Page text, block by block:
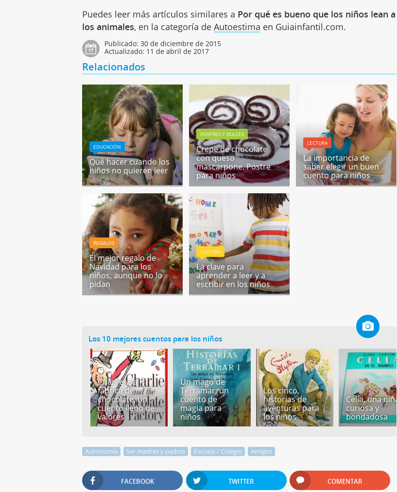
Puedes leer más artículos similares a Por qué es bueno que los niños lean a
los animales, en la categoría deAutoestima en Guiainfantil.com.
Publicado:30 de diciembre de 2015
Actualizado: 11 de abril de 2017
Relacionados
EDUCACIÓN
Qué hacer cuando los
niños no quieren leer
POSTRES Y DULCES
Crepe de chocolate
con queso
mascarpone. Postre
para niños
LECTURA
La importancia de
saber elegir un buen
cuento para niños
REGALOS
El mejor regalo de
Navidad para los
niños, aunque no lo
pidan
LECTURA
La clave para
aprender a leer y a
escribir en los niños
Los 10 mejores cuentos para los niños
Charlie y la
fábrica de
chocolate, un
cuento lleno de
valores
Un mago de
Terramar, un
cuento de
magia para
niños
Los cinco,
historias de
aventuras para
los niños
Celia, una niña
curiosa y
bondadosa
Autonomía Ser madres y padres Escuela / Colegio Amigos
FACEBOOK TWITTER COMENTAR